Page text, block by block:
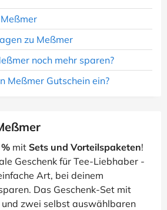
zu Meßmer
noch mehr sparen?
Meßmer Gutschein ein?
mit Sets und Vorteilspaketen!
Geschenk für Tee-Liebhaber -
Art, bei deinem
Das Geschenk-Set mit
zwei selbst auswählbaren